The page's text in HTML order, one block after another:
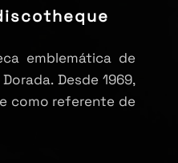
emblemática de
Desde 1969,
como referente de